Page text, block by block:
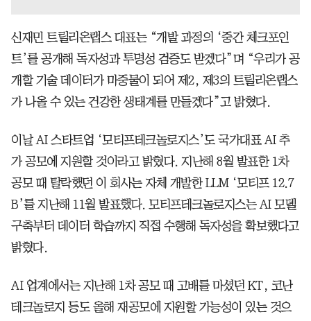
신재민 트릴리온랩스 대표는 “개발 과정의 ‘중간 체크포인
트’를 공개해 독자성과 투명성 검증도 받겠다”며 “우리가 공
개할 기술 데이터가 마중물이 되어 제2, 제3의 트릴리온랩스
가 나올 수 있는 건강한 생태계를 만들겠다”고 밝혔다.
이날 AI 스타트업 ‘모티프테크놀로지스’도 국가대표 AI 추
가 공모에 지원할 것이라고 밝혔다. 지난해 8월 발표한 1차
공모 때 탈락했던 이 회사는 자체 개발한 LLM ‘모티프 12.7
B’를 지난해 11월 발표했다. 모티프테크놀로지스는 AI 모델
구축부터 데이터 학습까지 직접 수행해 독자성을 확보했다고
밝혔다.
AI 업계에서는 지난해 1차 공모 때 고배를 마셨던 KT, 코난
테크놀로지 등도 올해 재공모에 지원할 가능성이 있는 것으